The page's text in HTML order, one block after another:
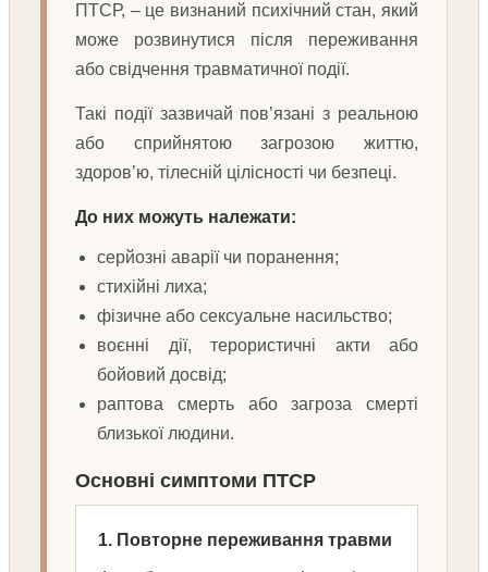
ПТСР, – це визнаний психічний стан, який
може розвинутися після переживання
або свідчення травматичної події.
Такі події зазвичай пов’язані з реальною
або сприйнятою загрозою життю,
здоров’ю, тілесній цілісності чи безпеці.
До них можуть належати:
серйозні аварії чи поранення;
стихійні лиха;
фізичне або сексуальне насильство;
воєнні дії, терористичні акти або
бойовий досвід;
раптова смерть або загроза смерті
близької людини.
Основні симптоми ПТСР
1. Повторне переживання травми